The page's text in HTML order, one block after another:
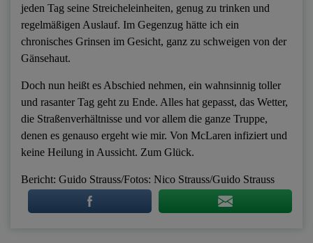
jeden Tag seine Streicheleinheiten, genug zu trinken und
regelmäßigen Auslauf. Im Gegenzug hätte ich ein
chronisches Grinsen im Gesicht, ganz zu schweigen von der
Gänsehaut.
Doch nun heißt es Abschied nehmen, ein wahnsinnig toller
und rasanter Tag geht zu Ende. Alles hat gepasst, das Wetter,
die Straßenverhältnisse und vor allem die ganze Truppe,
denen es genauso ergeht wie mir. Von McLaren infiziert und
keine Heilung in Aussicht. Zum Glück.
Bericht: Guido Strauss/Fotos: Nico Strauss/Guido Strauss